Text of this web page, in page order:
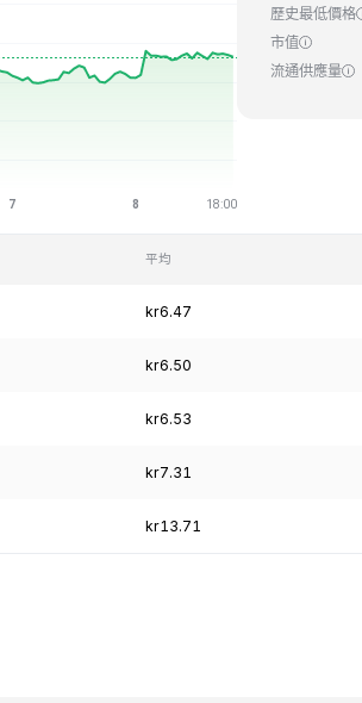
歷史最低價格
市值
流通供應量
平均
kr6.47
kr6.50
kr6.53
kr7.31
kr13.71